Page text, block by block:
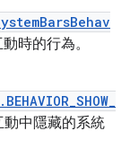
時的行為。
動中隱藏的系統